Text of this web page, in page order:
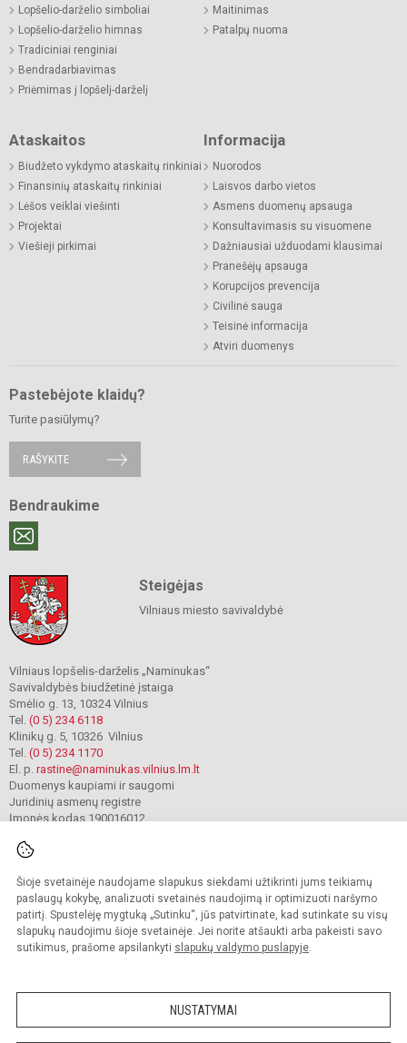
Šioje svetainėje naudojame slapukus siekdami užtikrinti jums teikiamų
paslaugų kokybę, analizuoti svetainės naudojimą ir optimizuoti naršymo
patirtį. Spustelėję mygtuką „Sutinku“, jūs patvirtinate, kad sutinkate su visų
slapukų naudojimu šioje svetainėje. Jei norite atšaukti arba pakeisti savo
sutikimus, prašome apsilankyti slapukų valdymo puslapyje.
NUSTATYMAI
Lopšelio-darželio simboliai
Lopšelio-darželio himnas
Tradiciniai renginiai
Bendradarbiavimas
Priėmimas į lopšelį-darželį
Maitinimas
Patalpų nuoma
Ataskaitos
Biudžeto vykdymo ataskaitų rinkiniai
Finansinių ataskaitų rinkiniai
Lėšos veiklai viešinti
Projektai
Viešieji pirkimai
Informacija
Nuorodos
Laisvos darbo vietos
Asmens duomenų apsauga
Konsultavimasis su visuomene
Dažniausiai užduodami klausimai
Pranešėjų apsauga
Korupcijos prevencija
Civilinė sauga
Teisinė informacija
Atviri duomenys
Pastebėjote klaidų?
Turite pasiūlymų?
RAŠYKITE
Bendraukime
Steigėjas
Vilniaus miesto savivaldybė
Vilniaus lopšelis-darželis „Naminukas“
Savivaldybės biudžetinė įstaiga
Smėlio g. 13, 10324 Vilnius
Tel. (0 5) 234 6118
Klinikų g. 5, 10326 Vilnius
Tel. (0 5) 234 1170
El. p. rastine@naminukas.vilnius.lm.lt
Duomenys kaupiami ir saugomi
Juridinių asmenų registre
Įmonės kodas 190016012
© 2022. Vilniaus lopšelis darželis Naminukas. Visos teisės saugomos.
Kopijuoti turinį be raštiško darželio administracijos sutikimo griežtai draudžiama.
Prieinamumo paraiška Slapukų valdymas
Sumanus būdas atnaujinti